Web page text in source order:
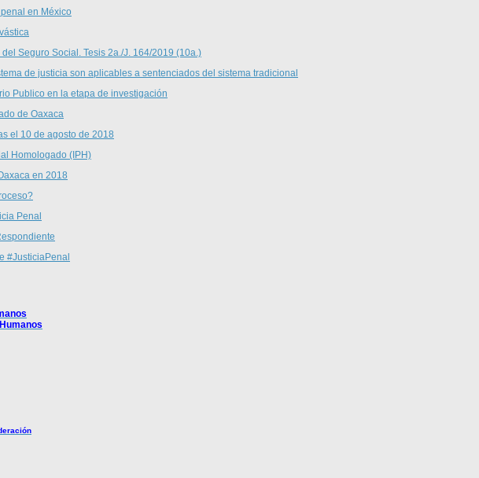
en México
Seguro Social. Tesis 2a./J. 164/2019 (10a.)
de justicia son aplicables a sentenciados del sistema tradicional
Publico en la etapa de investigación
de Oaxaca
el 10 de agosto de 2018
Homologado (IPH)
en 2018
Penal
#JusticiaPenal